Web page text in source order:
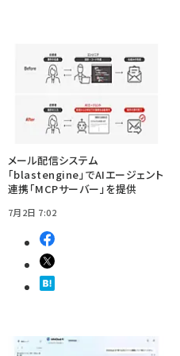
メール配信システム
「blastengine」でAIエージェント
連携「MCPサーバー」を提供
7月2日 7:02